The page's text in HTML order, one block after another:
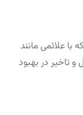
تاخیر در بهبود